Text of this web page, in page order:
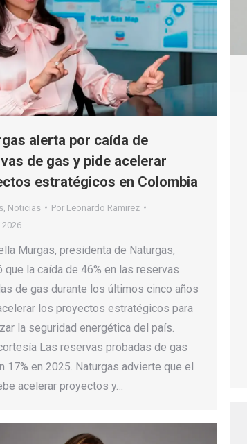
alerta por caída de
de gas y pide acelerar
estratégicos en Colombia
Noticias Por Leonardo Ramirez
2026
Murgas, presidenta de Naturgas,
que la caída de 46% en las reservas
de gas durante los últimos cinco años
los proyectos estratégicos para
la seguridad energética del país.
Las reservas probadas de gas
17% en 2025. Naturgas advierte que el
acelerar proyectos y…